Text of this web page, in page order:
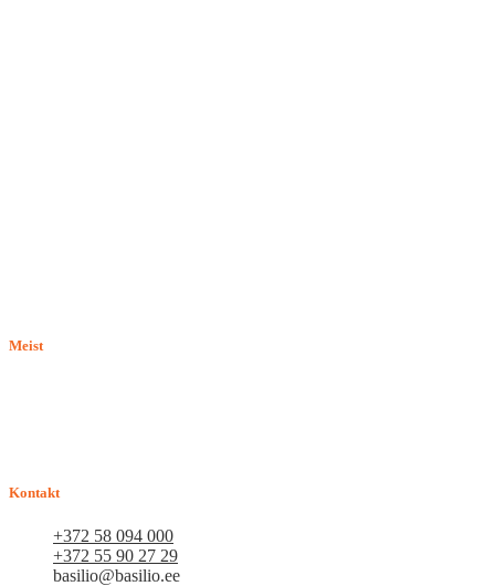
Meist
Kontakt
+372 58 094 000
+372 55 90 27 29
basilio@basilio.ee